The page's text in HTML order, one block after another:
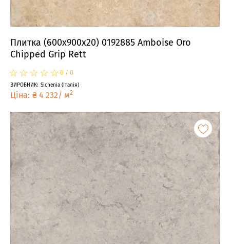
Плитка (600x900x20) 0192885 Amboise Oro
Chipped Grip Rett
☆
★☆
★☆
★☆
★☆
★ 0 / 0
ВИРОБНИК: Sichenia ( Італія)
Ціна: ₴ 4 232/ м2